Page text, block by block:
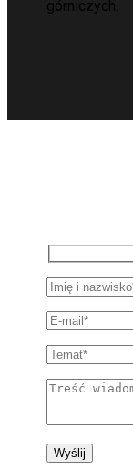
górniczych.